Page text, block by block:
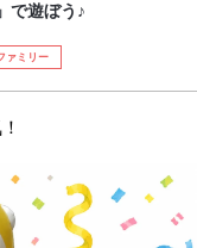
で遊ぼう♪
ァミリー